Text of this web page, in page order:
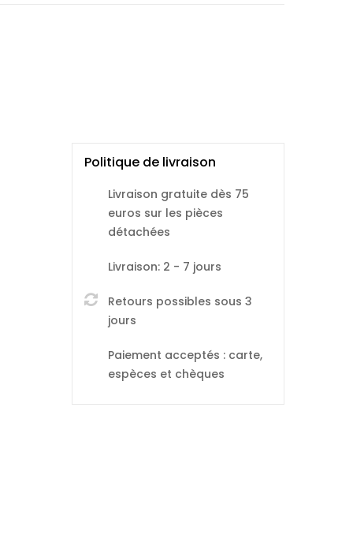
Politique de livraison
Livraison gratuite dès 75
euros sur les pièces
détachées
Livraison: 2 - 7 jours
Retours possibles sous 3
jours
Paiement acceptés : carte,
espèces et chèques